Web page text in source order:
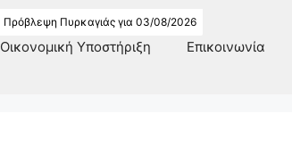
Πρόβλεψη Πυρκαγιάς για 03/08/2026
Οικονομική Υποστήριξη Επικοινωνία